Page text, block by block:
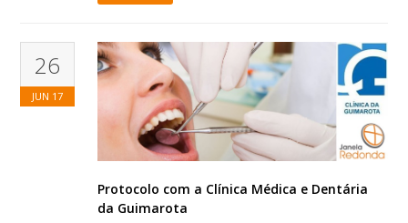
26
JUN 17
Protocolo com a Clínica Médica e Dentária
da Guimarota